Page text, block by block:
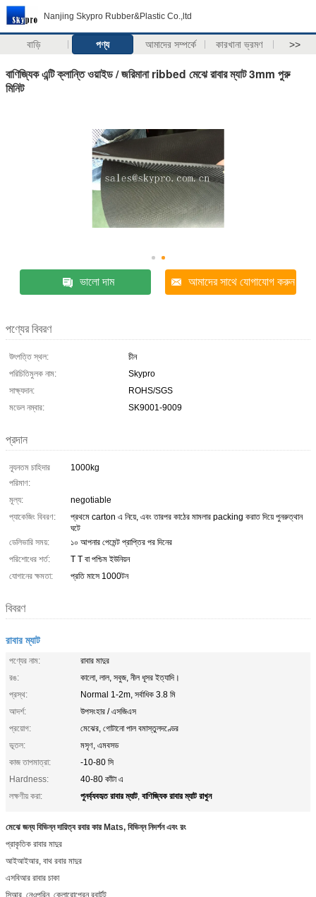
Nanjing Skypro Rubber&Plastic Co.,ltd
বাড়ি পণ্য আমাদের সম্পর্কে কারখানা ভ্রমণ >>
বাণিজ্যিক এন্টি ক্লান্তি ওয়াইড / জরিমানা ribbed মেঝে রাবার ম্যাট 3mm পুরু
মিনিট
ভালো দাম আমাদের সাথে যোগাযোগ করুন
পণ্যের বিবরণ
উৎপত্তি স্থল:
চীন
পরিচিতিমুলক নাম:
Skypro
সাক্ষ্যদান:
ROHS/SGS
মডেল নম্বার:
SK9001-9009
প্রদান
ন্যূনতম চাহিদার
পরিমাণ:
1000kg
মূল্য:
negotiable
প্যাকেজিং বিবরণ:
প্রথমে carton এ নিয়ে, এবং তারপর কাঠের মামলার packing করাত দিয়ে পুনরুত্থান
ঘটে
ডেলিভারি সময়:
১০ আপনার পেমেন্ট প্রাপ্তির পর দিনের
পরিশোধের শর্ত:
T T বা পশ্চিম ইউনিয়ন
যোগানের ক্ষমতা:
প্রতি মাসে 1000টন
বিবরণ
রাবার ম্যাট
পণ্যের নাম:
রাবার মাদুর
রঙ:
কালো, লাল, সবুজ, নীল ধূসর ইত্যাদি।
প্রস্থ:
Normal 1-2m, সর্বাধিক 3.8 মি
আদর্শ:
উপসংহার / এসজিএস
প্রয়োগ:
মেঝের, গোটানো পাল বমাস্তুলদণ্ডের
ভূতল:
মসৃণ, এমবসড
কাজ তাপমাত্রা:
-10-80 সি
Hardness:
40-80 কাঁটা এ
লক্ষণীয় করা:
পুনর্ব্যবহৃত রাবার ম্যাট, বাণিজ্যিক রাবার ম্যাট রাখুন
মেঝে জন্য বিভিন্ন দায়িত্ব রবার কার Mats, বিভিন্ন নিদর্শন এবং রং
প্রাকৃতিক রাবার মাদুর
আইআইআর, বাথ রবার মাদুর
এসবিআর রাবার চাকা
সিআর, নেওপরিন, ক্লোরোপ্রেন রবার্টট